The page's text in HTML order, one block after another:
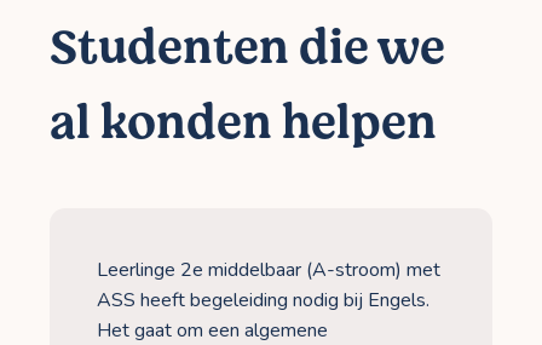
Studenten die we
al konden helpen
Leerlinge 2e middelbaar (A-stroom) met
ASS heeft begeleiding nodig bij Engels.
Het gaat om een algemene